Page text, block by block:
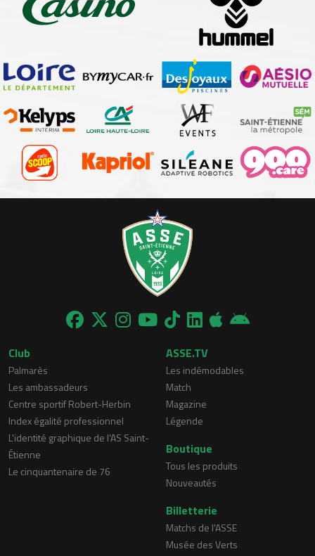
Club
Palmarès
Les ambassadeurs
Centre sportif Robert-Herbin
Index égalité professionnel
L'identité graphique de l'AS Saint-
Étienne
Le cinquantenaire de 76
ASSE.TV
Les indémodables
Match
Magazine
Légende
Boutique
Tous les produits
Nouveautés
Billetterie
Matchs de l'ASSE
Musée des Verts